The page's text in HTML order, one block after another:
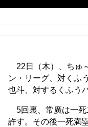
22日（木）、ちゅ
ン・リーグ、対くふ
也斗、対するくふう
5回裏、常廣は一死
許す。その後一死満